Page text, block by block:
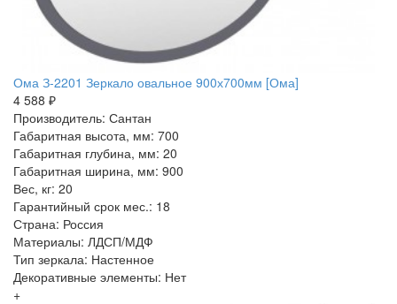
Ома З-2201 Зеркало овальное 900х700мм [Ома]
4 588 ₽
Производитель: Сантан
Габаритная высота, мм: 700
Габаритная глубина, мм: 20
Габаритная ширина, мм: 900
Вес, кг: 20
Гарантийный срок мес.: 18
Страна: Россия
Материалы: ЛДСП/МДФ
Тип зеркала: Настенное
Декоративные элементы: Нет
+